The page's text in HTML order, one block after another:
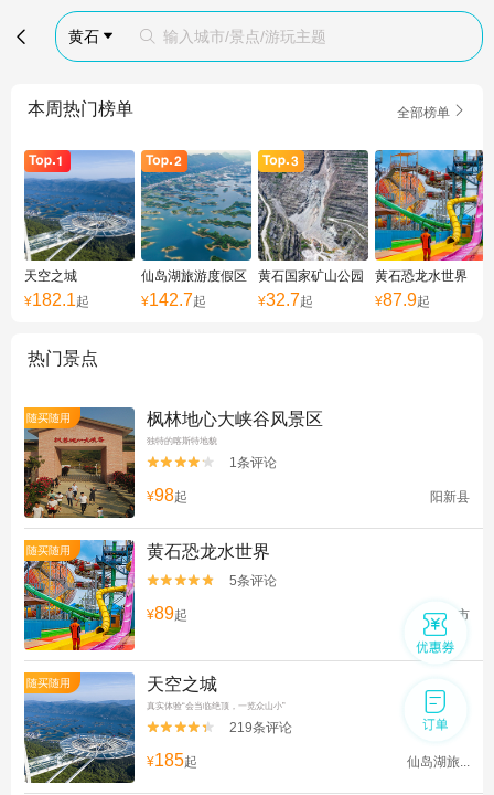
 黄石   输入城市/景点/游玩主题
本周热门榜单 全部榜单 
天空之城
¥182.1起
仙岛湖旅游度假区
¥142.7起
黄石国家矿山公园
¥32.7起
黄石恐龙水世界
¥87.9起
热门景点
随买随用 枫林地心大峡谷风景区
独特的喀斯特地貌

 1条评论
¥98起 阳新县
随买随用 黄石恐龙水世界

 5条评论
¥89起 大冶市
随买随用 天空之城
真实体验“会当临绝顶，一览众山小”

 219条评论
¥185起 仙岛湖旅...